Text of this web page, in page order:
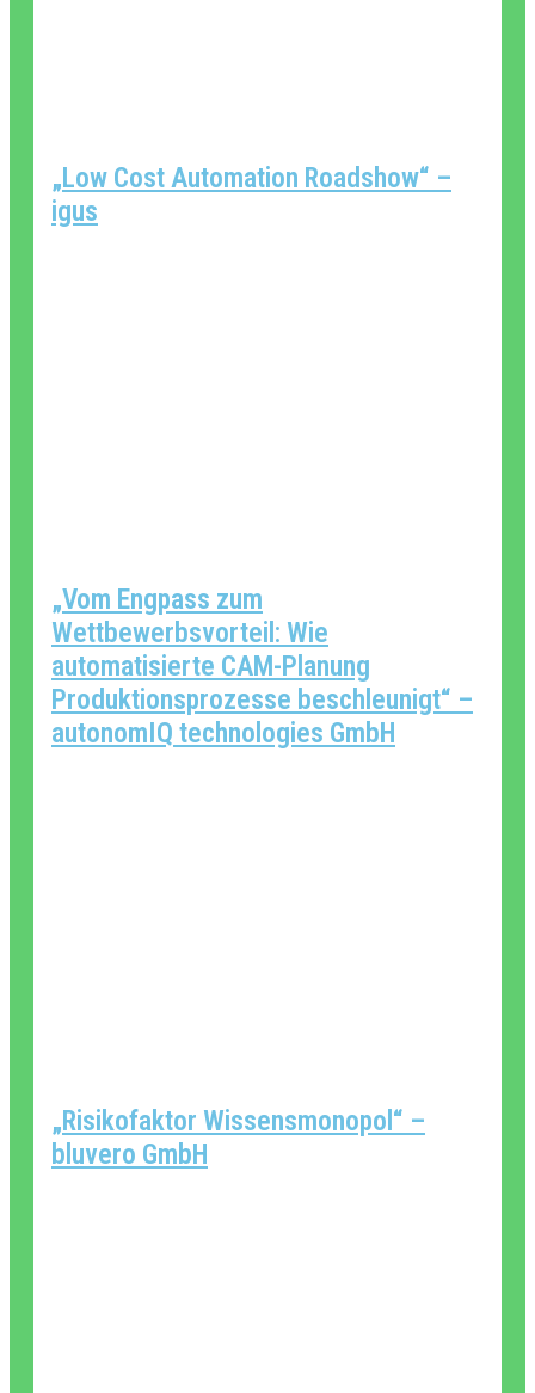
„Low Cost Automation Roadshow“ –
igus
„Vom Engpass zum
Wettbewerbsvorteil: Wie
automatisierte CAM-Planung
Produktionsprozesse beschleunigt“ –
autonomIQ technologies GmbH
„Risikofaktor Wissensmonopol“ –
bluvero GmbH